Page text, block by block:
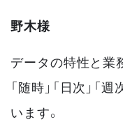
野木様
データの特性と業
「随時」「日次」「
います。